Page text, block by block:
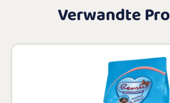
Verwandte